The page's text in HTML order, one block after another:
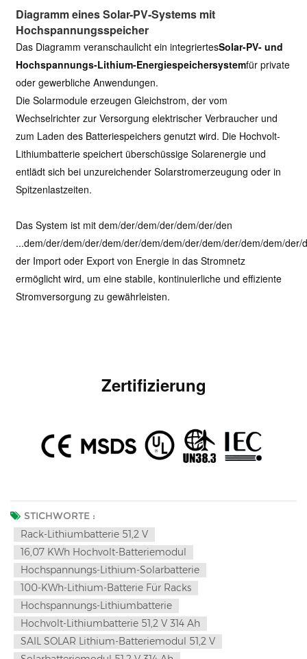
Diagramm eines Solar-PV-Systems mit
Hochspannungsspeicher
Das Diagramm veranschaulicht ein integriertesSolar-PV- und
Hochspannungs-Lithium-Energiespeichersystemfür private
oder gewerbliche Anwendungen.
Die Solarmodule erzeugen Gleichstrom, der vom
Wechselrichter zur Versorgung elektrischer Verbraucher und
zum Laden des Batteriespeichers genutzt wird. Die Hochvolt-
Lithiumbatterie speichert überschüssige Solarenergie und
entlädt sich bei unzureichender Solarstromerzeugung oder in
Spitzenlastzeiten.
Das System ist mit dem/der/dem/der/dem/der/den
...dem/der/dem/der/dem/der/dem/dem/der/dem/der/dem/dem/
der Import oder Export von Energie in das Stromnetz
ermöglicht wird, um eine stabile, kontinuierliche und effiziente
Stromversorgung zu gewährleisten.
Zertifizierung
STICHWORTE :
Rack-Lithiumbatterie 51,2 V
16,07 KWh Hochvolt-Batteriemodul
Hochspannungs-Lithium-Solarbatterie
100-KWh-Lithium-Batterie Für Racks
Hochspannungs-Lithiumbatterie
Hochvolt-Lithiumbatterie 51,2 V 314 Ah
SAIL SOLAR Lithium-Batteriemodul 51,2 V